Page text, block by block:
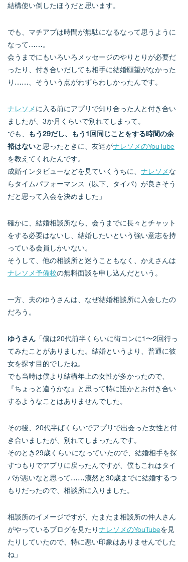
結構使い倒したほうだと思います。
でも、マチアプは時間が無駄になるなって思うように
なって……。
会うまでにもいろいろメッセージのやりとりが必要だ
ったり、付き合いだしても相手に結婚願望がなかった
り……、そういう点がわずらわしかったんです。
ナレソメに入る前にアプリで知り合った人と付き合い
ましたが、3か月くらいで別れてしまって。
でも、
もう29だし、もう1回同じことをする時間の余
裕はないと思ったときに、友達がナレソメのYouTube
を教えてくれたんです。
成婚インタビューなどを見ていくうちに、 ナレソメな
らタイムパフォーマンス（以下、タイパ）が良さそう
だと思って入会を決めました」
確かに、結婚相談所なら、会うまでに長々とチャット
をする必要はないし、結婚したいという強い意志を持
っている会員しかいない。
そうして、他の相談所と迷うこともなく、かえさんは
ナレソメ予備校の無料面談を申し込んだという。
一方、夫のゆうさんは、なぜ結婚相談所に入会したの
だろう。
ゆうさん 「僕は20代前半くらいに街コンに1〜2回行っ
てみたことがありました。結婚というより、普通に彼
女を探す目的でしたね。
でも当時は僕より結構年上の女性が多かったので、
『ちょっと違うかな』と思って特に誰かとお付き合い
するようなことはありませんでした。
その後、20代半ばくらいでアプリで出会った女性と付
き合いましたが、別れてしまったんです。
そのとき29歳くらいになっていたので、結婚相手を探
すつもりでアプリに戻ったんですが、僕もこれはタイ
パが悪いなと思って……漠然と30歳までに結婚するつ
もりだったので、相談所に入りました。
相談所のイメージですが、たまたま相談所の仲人さん
がやっているブログを見たりナレソメのYouTubeを見
たりしていたので、特に悪い印象はありませんでした
ね」